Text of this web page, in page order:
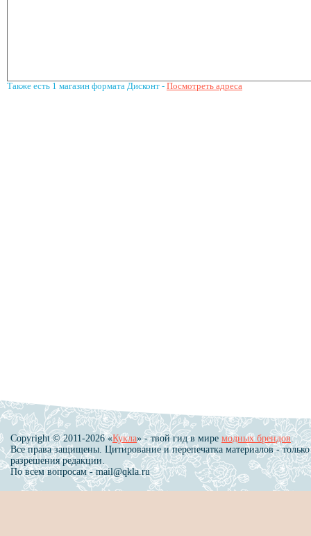
Также есть 1 магазин формата Дисконт - Посмотреть адреса
Copyright © 2011-2026 «Кукла» - твой гид в мире модных брендов.
Все права защищены. Цитирование и перепечатка материалов - только
разрешения редакции.
По всем вопросам - mail@qkla.ru